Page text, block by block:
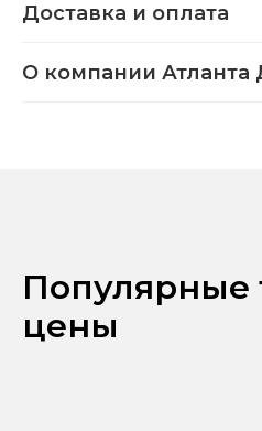
Доставка и оплата
О компании Атланта
Популярные
цены